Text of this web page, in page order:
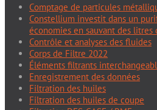
Comptage de particules
Constellium investit dans un
économies en sauvant des litres
Contrôle et analyses des fluides
Corps de Filtre 2022
Éléments filtrants
Enregistrement des données
Filtration des huiles
Filtration des huiles de coupe